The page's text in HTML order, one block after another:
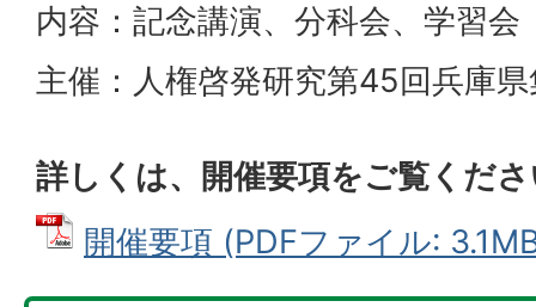
内容：記念講演、分科会、学習会
主催：人権啓発研究第45回兵庫
詳しくは、開催要項をご覧くだ
開催要項 (PDFファイル: